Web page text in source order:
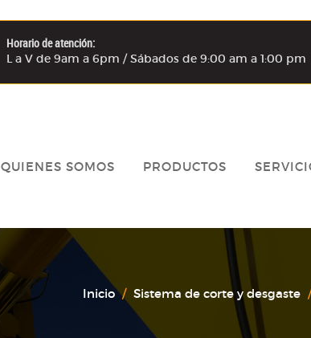
Horario de atención:
L a V de 9am a 6pm / Sábados de 9:00 am a 1:00 pm
QUIENES SOMOS PRODUCTOS
Inicio Sistema de corte y desgaste